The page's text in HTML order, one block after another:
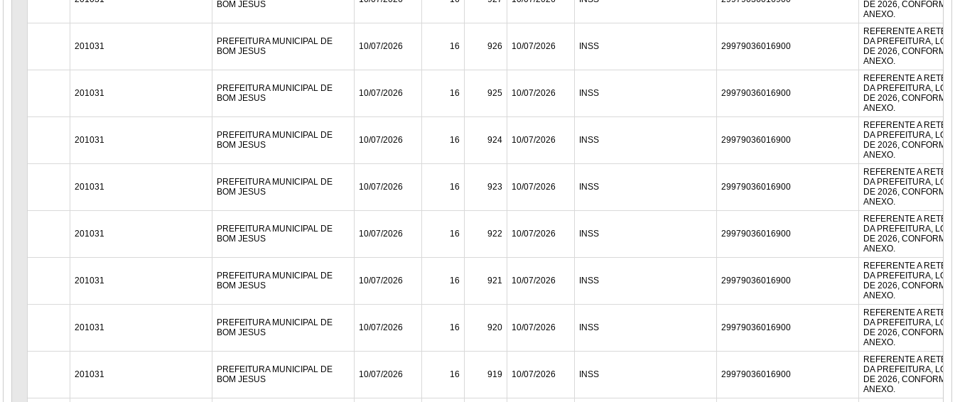
BOM JESUS
DE 2026,
ANEXO.
201031
PREFEITURA MUNICIPAL DE
BOM JESUS
10/07/2026 16 926 10/07/2026 INSS 29979036016900
REFERENTE A
DA PREFEITURA,
DE 2026,
ANEXO.
201031
PREFEITURA MUNICIPAL DE
BOM JESUS
10/07/2026 16 925 10/07/2026 INSS 29979036016900
REFERENTE A
DA PREFEITURA,
DE 2026,
ANEXO.
201031
PREFEITURA MUNICIPAL DE
BOM JESUS
10/07/2026 16 924 10/07/2026 INSS 29979036016900
REFERENTE A
DA PREFEITURA,
DE 2026,
ANEXO.
201031
PREFEITURA MUNICIPAL DE
BOM JESUS
10/07/2026 16 923 10/07/2026 INSS 29979036016900
REFERENTE A
DA PREFEITURA,
DE 2026,
ANEXO.
201031
PREFEITURA MUNICIPAL DE
BOM JESUS
10/07/2026 16 922 10/07/2026 INSS 29979036016900
REFERENTE A
DA PREFEITURA,
DE 2026,
ANEXO.
201031
PREFEITURA MUNICIPAL DE
BOM JESUS
10/07/2026 16 921 10/07/2026 INSS 29979036016900
REFERENTE A
DA PREFEITURA,
DE 2026,
ANEXO.
201031
PREFEITURA MUNICIPAL DE
BOM JESUS
10/07/2026 16 920 10/07/2026 INSS 29979036016900
REFERENTE A
DA PREFEITURA,
DE 2026,
ANEXO.
201031
PREFEITURA MUNICIPAL DE
BOM JESUS
10/07/2026 16 919 10/07/2026 INSS 29979036016900
REFERENTE A
DA PREFEITURA,
DE 2026,
ANEXO.